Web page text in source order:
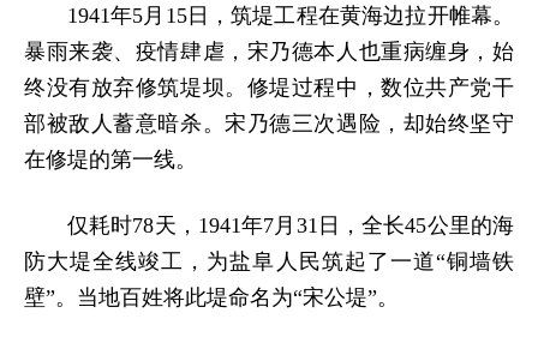
1941年5月15日，筑堤工程在黄海边拉开帷幕。
暴雨来袭、疫情肆虐，宋乃德本人也重病缠身，始
终没有放弃修筑堤坝。修堤过程中，数位共产党干
部被敌人蓄意暗杀。宋乃德三次遇险，却始终坚守
在修堤的第一线。
仅耗时78天，1941年7月31日，全长45公里的海
防大堤全线竣工，为盐阜人民筑起了一道“铜墙铁
壁”。当地百姓将此堤命名为“宋公堤”。